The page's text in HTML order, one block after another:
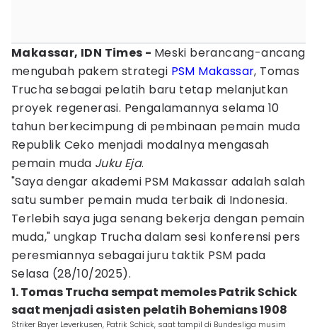
Makassar, IDN Times - Meski berancang-ancang
mengubah pakem strategi PSM Makassar, Tomas
Trucha sebagai pelatih baru tetap melanjutkan
proyek regenerasi. Pengalamannya selama 10
tahun berkecimpung di pembinaan pemain muda
Republik Ceko menjadi modalnya mengasah
pemain muda Juku Eja.
"Saya dengar akademi PSM Makassar adalah salah
satu sumber pemain muda terbaik di Indonesia.
Terlebih saya juga senang bekerja dengan pemain
muda," ungkap Trucha dalam sesi konferensi pers
peresmiannya sebagai juru taktik PSM pada
Selasa (28/10/2025).
1. Tomas Trucha sempat memoles Patrik Schick
saat menjadi asisten pelatih Bohemians 1908
Striker Bayer Leverkusen, Patrik Schick, saat tampil di Bundesliga musim